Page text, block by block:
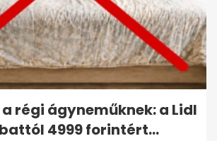
régi ágyneműknek: a Lidl
4999 forintért...